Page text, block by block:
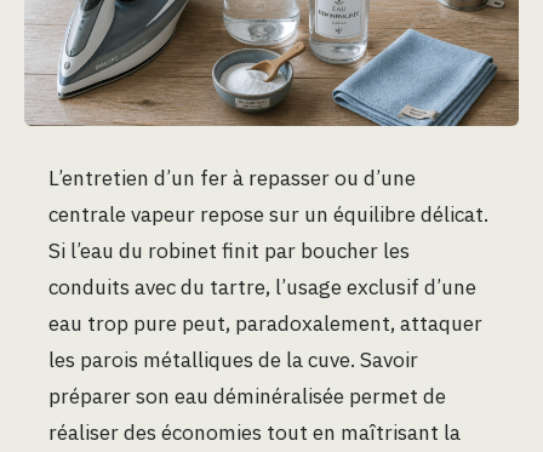
L’entretien d’un fer à repasser ou d’une
centrale vapeur repose sur un équilibre délicat.
Si l’eau du robinet finit par boucher les
conduits avec du tartre, l’usage exclusif d’une
eau trop pure peut, paradoxalement, attaquer
les parois métalliques de la cuve. Savoir
préparer son eau déminéralisée permet de
réaliser des économies tout en maîtrisant la